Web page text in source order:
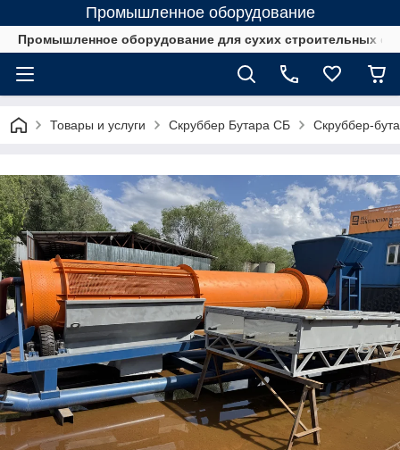
Промышленное оборудование
Промышленное оборудование для сухих строительных
Товары и услуги Скруббер Бутара СБ Скруббер-